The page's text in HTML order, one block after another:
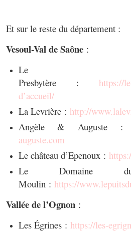
Et sur le reste du département :
Vesoul-Val de Saône :
Le
Presbytère : https://
d’accueil/
La Levrière : http://
Angèle & Auguste :
auguste.com
Le château d’Epenoux :
Le Domaine
Moulin : https://
Vallée de l’Ognon :
Les Égrines : https://les-